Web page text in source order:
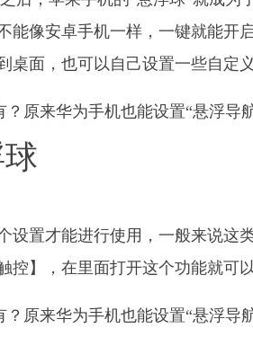
能像安卓手机一样，一键就能开
桌面，也可以自己设置一些自定
设置才能进行使用，一般来说这
】，在里面打开这个功能就可以